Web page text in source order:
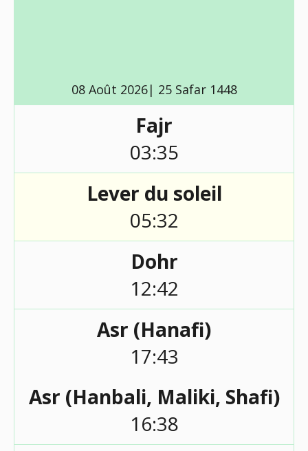
08 Août 2026| 25 Safar 1448
Fajr
03:35
Lever du soleil
05:32
Dohr
12:42
Asr (Hanafi)
17:43
Asr (Hanbali, Maliki, Shafi)
16:38